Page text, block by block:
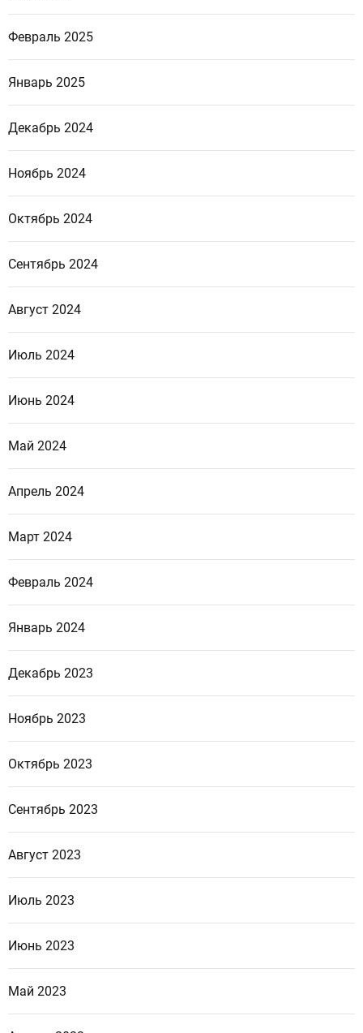
Февраль 2025
Январь 2025
Декабрь 2024
Ноябрь 2024
Октябрь 2024
Сентябрь 2024
Август 2024
Июль 2024
Июнь 2024
Май 2024
Апрель 2024
Март 2024
Февраль 2024
Январь 2024
Декабрь 2023
Ноябрь 2023
Октябрь 2023
Сентябрь 2023
Август 2023
Июль 2023
Июнь 2023
Май 2023